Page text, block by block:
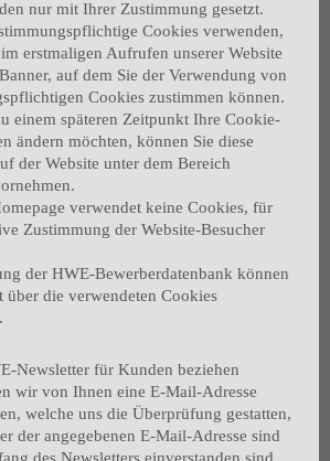
nur mit Ihrer Zustimmung gesetzt.
Cookies verwenden,
erstmaligen Aufrufen unserer Website
auf dem Sie der Verwendung von
Cookies zustimmen können.
einem späteren Zeitpunkt Ihre Cookie-
ändern möchten, können Sie diese
der Website unter dem Bereich
verwendet keine Cookies, für
Zustimmung der Website-Besucher
der HWE-Bewerberdatenbank können
über die verwendeten Cookies
Newsletter für Kunden beziehen
wir von Ihnen eine E-Mail-Adresse
welche uns die Überprüfung gestatten,
der angegebenen E-Mail-Adresse sind